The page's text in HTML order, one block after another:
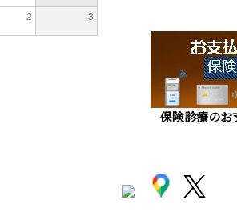
2 3
保険診療の